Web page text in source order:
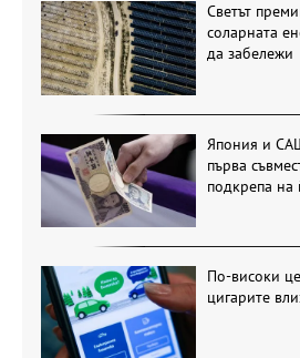
Светът
соларната
да забележи
Япония и
първа
подкрепа на
По-високи
цигарите